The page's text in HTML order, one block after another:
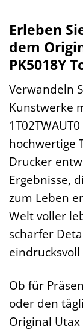
Erleben
dem
PK5018Y
Verwandeln
Kunstwerke
hochwertige
Drucker
Ergebnisse,
zum Leben
Welt voller
scharfer
Ob für
oder den
Original